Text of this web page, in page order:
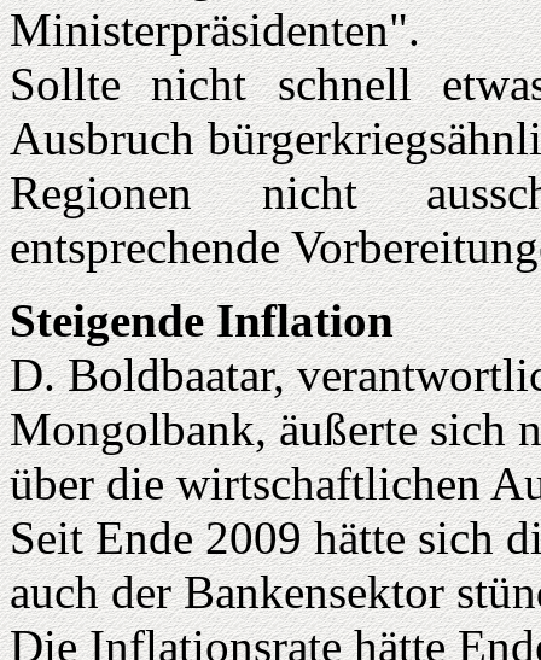
Ministerpräsidenten".
Sollte nicht schnell
Ausbruch
Regionen nicht
entsprechende
Steigende Inflation
D. Boldbaatar,
Mongolbank, äußerte sich
über die wirtschaftlichen
Seit Ende 2009 hätte sich
auch der Bankensektor
Die Inflationsrate hätte